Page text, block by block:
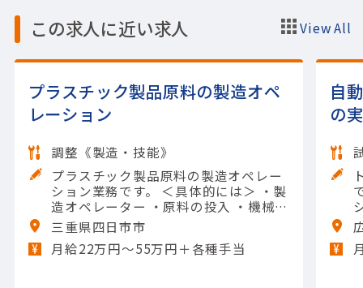
この求人に近い求人 View All
プラスチック製品原料の製造オペ
レーション
調整《製造・技能》
プラスチック製品原料の製造オペレー
ション業務です。 ＜具体的には＞ ・製
造オペレーター ・原料の投入 ・機械の
操作や清掃 ・メンテナンスなど 【担当
製品】(素材・素材加工品)石油化学製
品 【使用ツール】他 一般工具; Excel
三重県四日市市
月給22万円〜55万円＋各種手当
自
の
です